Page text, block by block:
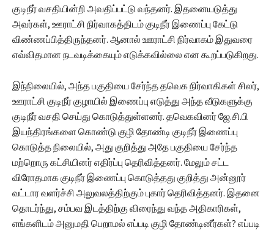
குடிநீர் வசதியின்றி அவதிப்பட்டு வந்தனர். இதனையடுத்து
அவர்கள், ஊராட்சி நிர்வாகத்திடம் குடிநீர் இணைப்பு கேட்டு
விண்ணப்பித்திருந்தனர். ஆனால் ஊராட்சி நிர்வாகம் இதுவரை
எவ்விதமான நடவடிக்கையும் எடுக்கவில்லை என கூறப்படுகிறது.
இந்நிலையில், அந்த பகுதியை சேர்ந்த தவெக நிர்வாகிகள் சிலர்,
ஊராட்சி குடிநீர் குழாயில் இணைப்பு எடுத்து அந்த வீடுகளுக்கு
குடிநீர் வசதி செய்து கொடுத்துள்ளனர். தவெகவினர் ஜே.சி.பி
இயந்திரங்களை கொண்டு குழி தோண்டி குடிநீர் இணைப்பு
கொடுத்த நிலையில், அது குறித்து அதே பகுதியை சேர்ந்த
மற்றொரு கட்சியினர் எதிர்ப்பு தெரிவித்தனர். மேலும் சட்ட
விரோதமாக குடிநீர் இணைப்பு கொடுத்தது குறித்து அன்னூர்
வட்டார வளர்ச்சி அலுவலத்திற்கும் புகார் தெரிவித்தனர். இதனை
தொடர்ந்து, சம்பவ இடத்திற்கு விரைந்து வந்த அதிகாரிகள்,
எங்களிடம் அனுமதி பெறாமல் எப்படி குழி தோண்டினீர்கள்? எப்படி